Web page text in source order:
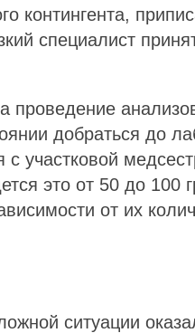
контингента,
специалист
проведение
добраться до
с участковой
это от 50 до 100
от их
ситуации